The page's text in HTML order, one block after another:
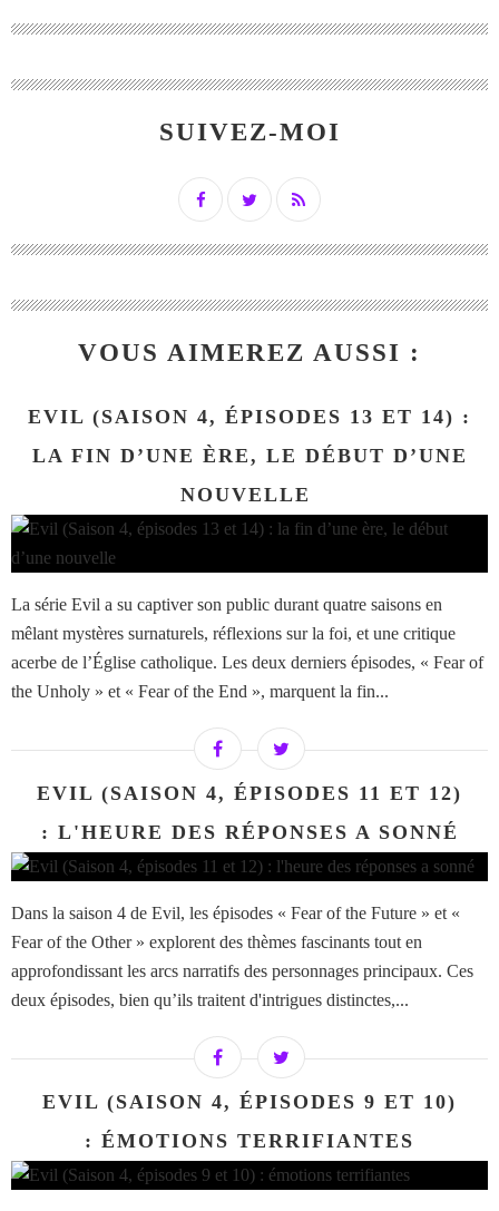
SUIVEZ-MOI
VOUS AIMEREZ AUSSI :
EVIL (SAISON 4, ÉPISODES 13 ET 14) :
LA FIN D’UNE ÈRE, LE DÉBUT D’UNE
NOUVELLE
La série Evil a su captiver son public durant quatre saisons en
mêlant mystères surnaturels, réflexions sur la foi, et une critique
acerbe de l’Église catholique. Les deux derniers épisodes, « Fear of
the Unholy » et « Fear of the End », marquent la fin...
EVIL (SAISON 4, ÉPISODES 11 ET 12)
: L'HEURE DES RÉPONSES A SONNÉ
Dans la saison 4 de Evil, les épisodes « Fear of the Future » et «
Fear of the Other » explorent des thèmes fascinants tout en
approfondissant les arcs narratifs des personnages principaux. Ces
deux épisodes, bien qu’ils traitent d'intrigues distinctes,...
EVIL (SAISON 4, ÉPISODES 9 ET 10)
: ÉMOTIONS TERRIFIANTES